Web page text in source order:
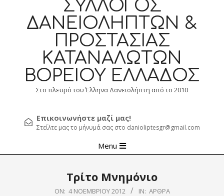
ΣΎΛΛΟΓΟΣ
ΔΑΝΕΙΟΛΗΠΤΏΝ &
ΠΡΟΣΤΑΣΊΑΣ
ΚΑΤΑΝΑΛΩΤΏΝ
ΒΟΡΕΊΟΥ ΕΛΛΆΔΟΣ
Στο πλευρό του Έλληνα Δανειολήπτη από το 2010
Επικοινωνήστε μαζί μας!
Στείλτε μας το μήνυμά σας στο danioliptesgr@gmail.com
Navigation
Menu
Τρίτο Μνημόνιο
ON: 4 ΝΟΕΜΒΡΊΟΥ 2012 IN: ΆΡΘΡΑ